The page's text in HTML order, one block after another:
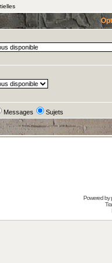
Messages Sujets
Powered by